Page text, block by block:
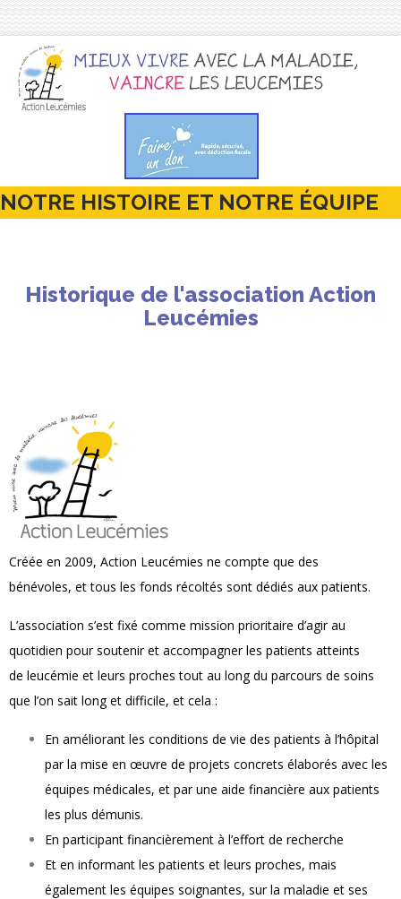
NOTRE HISTOIRE ET NOTRE ÉQUIPE
Historique de l'association Action
Leucémies
Créée en 2009, Action Leucémies ne compte que des
bénévoles, et tous les fonds récoltés sont dédiés aux patients.
L’association s’est fixé comme mission prioritaire d’agir au
quotidien pour soutenir et accompagner les patients atteints
de leucémie et leurs proches tout au long du parcours de soins
que l’on sait long et difficile, et cela :
En améliorant les conditions de vie des patients à l’hôpital
par la mise en œuvre de projets concrets élaborés avec les
équipes médicales, et par une aide financière aux patients
les plus démunis.
En participant financièrement à l’effort de recherche
Et en informant les patients et leurs proches, mais
également les équipes soignantes, sur la maladie et ses